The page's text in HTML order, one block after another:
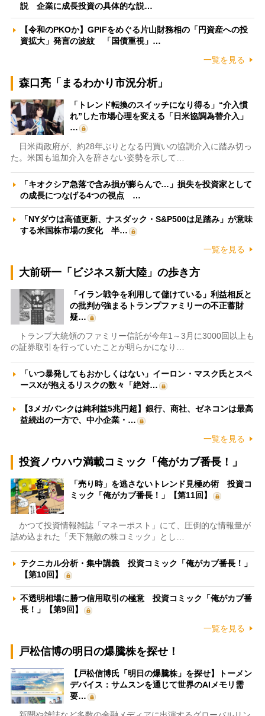
説 企業に成長投資の具体的な説…
【令和のPKOか】GPIFをめぐる片山財務相の「円資産への投
資拡大」発言の波紋 「国債重視」…
一覧を見る
森口亮「まるわかり市況分析」
「トレンド転換のスイッチになり得る」“介入慣
れ”した市場心理を変える「日米協調為替介入」
…
日米両政府が、約28年ぶりとなる円買いの協調介入に踏み切っ
た。米国も追加介入を辞さない姿勢を示して…
「キオクシア急落で含み損が膨らんで…」損失を投資家として
の成長につなげる4つの視点 …
「NYダウは高値更新、ナスダック・S&P500は足踏み」が意味
する米国株市場の変化 半…
一覧を見る
大前研一「ビジネス新大陸」の歩き方
「イラン戦争を利用して儲けている」利益相反と
の批判が強まるトランプファミリーの不正蓄財
疑…
トランプ大統領のファミリー信託が今年1～3月に3000回以上も
の証券取引を行っていたことが明らかになり…
「いつ暴発してもおかしくはない」イーロン・マスク氏とスペ
ースXが抱えるリスクの数々「絶対…
【3メガバンクは純利益5兆円超】銀行、商社、ゼネコンは最高
益続出の一方で、中小企業・…
一覧を見る
投資ノウハウ満載コミック「俺がカブ番長！」
「売り時」を逃さないトレンド見極め術 投資コ
ミック「俺がカブ番長！」【第11回】
かつて投資情報雑誌「マネーポスト」にて、圧倒的な情報量が
詰め込まれた「天下無敵の株コミック」とし…
テクニカル分析・集中講義 投資コミック「俺がカブ番長！」
【第10回】
不透明相場に勝つ信用取引の極意 投資コミック「俺がカブ番
長！」【第9回】
一覧を見る
戸松信博の明日の爆騰株を探せ！
【戸松信博氏「明日の爆騰株」を探せ】トーメン
デバイス：サムスンを通じて世界のAIメモリ需
要…